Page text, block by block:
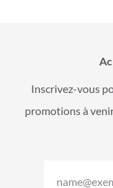
Inscrivez-vous
promotions à